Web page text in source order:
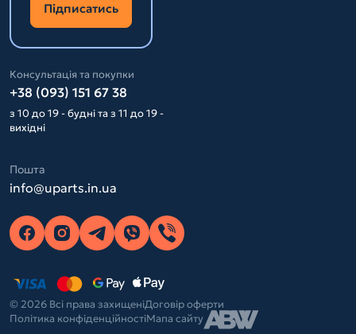
Підписатись
Консультація та покупки
+38 (093) 151 67 38
з 10 до 19 - будні та з 11 до 19 -
вихідні
Пошта
info@uparts.in.ua
© 2026 Всі права захищеніДоговір оферти
Політика конфіденційностіМапа сайту